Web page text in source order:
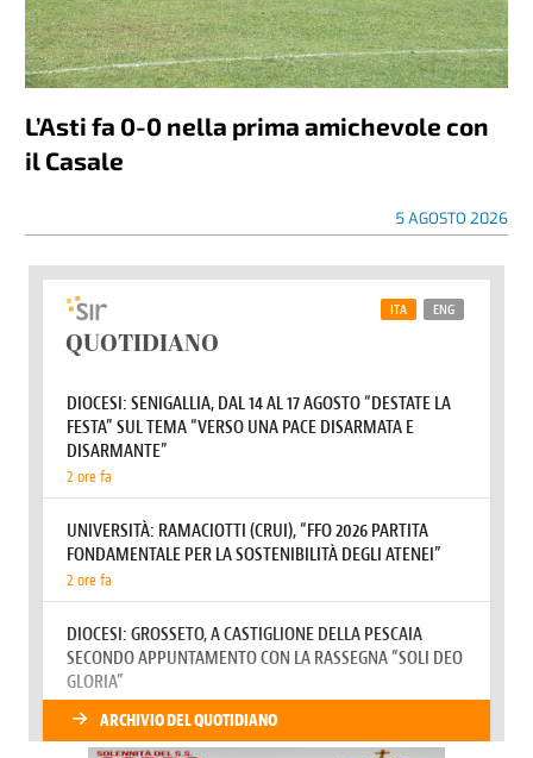
L’Asti fa 0-0 nella prima amichevole con
il Casale
5 AGOSTO 2026